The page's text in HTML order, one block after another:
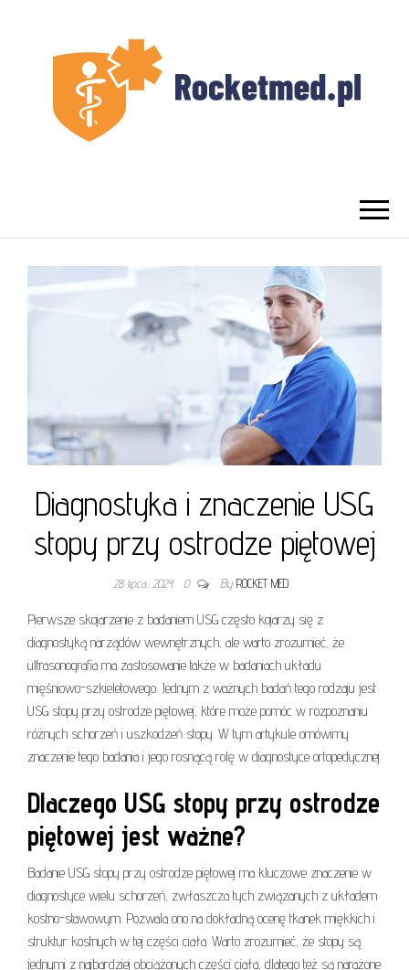
WARSZAWA
Diagnostyka i znaczenie USG
stopy przy ostrodze piętowej
28 lipca, 2024 0 By ROCKET MED
Pierwsze skojarzenie z badaniem USG często kojarzy się z
diagnostyką narządów wewnętrznych, ale warto zrozumieć, że
ultrasonografia ma zastosowanie także w badaniach układu
mięśniowo-szkieletowego. Jednym z ważnych badań tego rodzaju jest
USG stopy przy ostrodze piętowej, które może pomóc w rozpoznaniu
różnych schorzeń i uszkodzeń stopy. W tym artykule omówimy
znaczenie tego badania i jego rosnącą rolę w diagnostyce ortopedycznej.
Dlaczego USG stopy przy ostrodze
piętowej jest ważne?
Badanie USG stopy przy ostrodze piętowej ma kluczowe znaczenie w
diagnostyce wielu schorzeń, zwłaszcza tych związanych z układem
kostno-stawowym. Pozwala ono na dokładną ocenę tkanek miękkich i
struktur kostnych w tej części ciała. Warto zrozumieć, że stopy są
jednymi z najbardziej obciążonych części ciała, dlatego też są narażone